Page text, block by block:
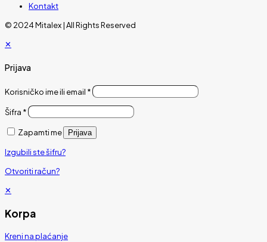
Kontakt
© 2024 Mitalex | All Rights Reserved
✕
Prijava
Korisničko ime ili email *
Šifra *
Zapamti me Prijava
Izgubili ste šifru?
Otvoriti račun?
✕
Korpa
Kreni na plaćanje